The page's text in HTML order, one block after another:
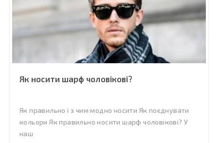
Як носити шарф чоловікові?
Як правильно і з чим модно носити Як поєднувати
кольори Як правильно носити шарф чоловікові? У
наш